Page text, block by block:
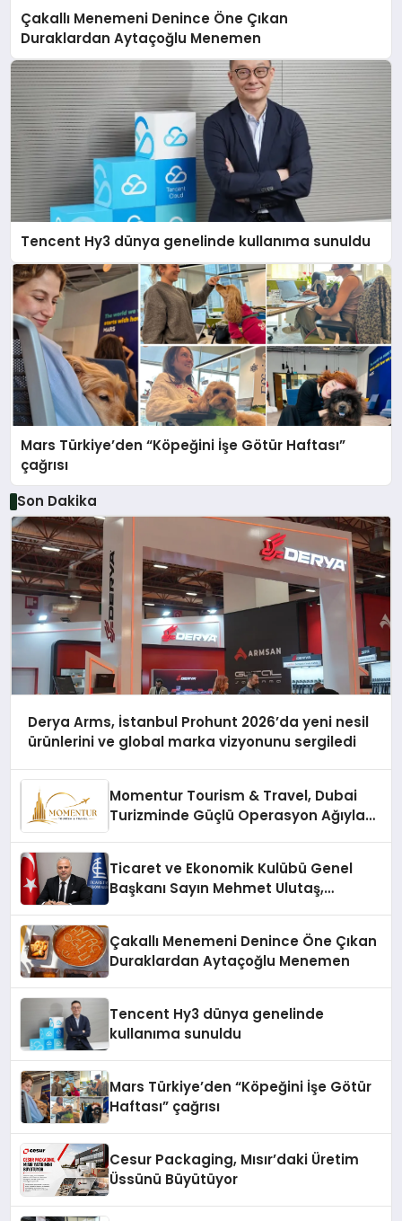
Çakallı Menemeni Denince Öne Çıkan
Duraklardan Aytaçoğlu Menemen
Tencent Hy3 dünya genelinde kullanıma sunuldu
Mars Türkiye’den “Köpeğini İşe Götür Haftası”
çağrısı
Son Dakika
Derya Arms, İstanbul Prohunt 2026’da yeni nesil
ürünlerini ve global marka vizyonunu sergiledi
Momentur Tourism & Travel, Dubai
Turizminde Güçlü Operasyon Ağıyla
Ticaret ve Ekonomik Kulübü Genel
Başkanı Sayın Mehmet Ulutaş,
Çakallı Menemeni Denince Öne Çıkan
Duraklardan Aytaçoğlu Menemen
Tencent Hy3 dünya genelinde
kullanıma sunuldu
Mars Türkiye’den “Köpeğini İşe Götür
Haftası” çağrısı
Cesur Packaging, Mısır’daki Üretim
Üssünü Büyütüyor